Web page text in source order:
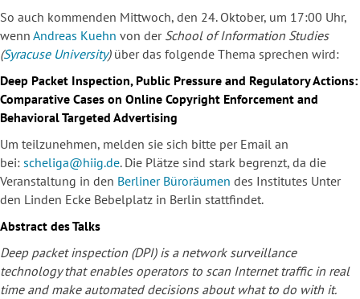
So auch kommenden Mittwoch, den 24. Oktober, um 17:00 Uhr,
wenn Andreas Kuehn von der School of Information Studies
(Syracuse University)über das folgende Thema sprechen wird:
Deep Packet Inspection, Public Pressure and Regulatory Actions:
Comparative Cases on Online Copyright Enforcement and
Behavioral Targeted Advertising
Um teilzunehmen, melden sie sich bitte per Email an
bei: scheliga@hiig.de. Die Plätze sind stark begrenzt, da die
Veranstaltung in den Berliner Büroräumen des Institutes Unter
den Linden Ecke Bebelplatz in Berlin stattfindet.
Abstract des Talks
Deep packet inspection (DPI) is a network surveillance
technology that enables operators to scan Internet traffic in real
time and make automated decisions about what to do with it.